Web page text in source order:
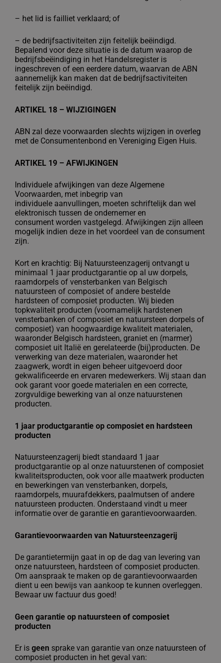
– het lid is failliet verklaard; of
– de bedrijfsactiviteiten zijn feitelijk beëindigd.
Bepalend voor deze situatie is de datum waarop de
bedrijfsbeëindiging in het Handelsregister is
ingeschreven of een eerdere datum, waarvan de ABN
aannemelijk kan maken dat de bedrijfsactiviteiten
feitelijk zijn beëindigd.
ARTIKEL 18 – WIJZIGINGEN
ABN zal deze voorwaarden slechts wijzigen in overleg
met de Consumentenbond en Vereniging Eigen Huis.
ARTIKEL 19 – AFWIJKINGEN
Individuele afwijkingen van deze Algemene
Voorwaarden, met inbegrip van
individuele aanvullingen, moeten schriftelijk dan wel
elektronisch tussen de ondernemer en
consument worden vastgelegd. Afwijkingen zijn alleen
mogelijk indien deze in het voordeel van de consument
zijn.
Kort en krachtig: Bij Natuursteenzagerij ontvangt u
minimaal 1 jaar productgarantie op al uw dorpels,
raamdorpels of vensterbanken van Belgisch
natuursteen of composiet of andere bestelde
hardsteen of composiet producten. Wij bieden
topkwaliteit producten (voornamelijk hardstenen
vensterbanken of composiet en natuursteen dorpels of
composiet) van hoogwaardige kwaliteit materialen,
waaronder Belgisch hardsteen, graniet en (marmer)
composiet uit Italië en gerelateerde (bij)producten. De
verwerking van deze materialen, waaronder het
zaagwerk, wordt in eigen beheer uitgevoerd door
gekwalificeerde en ervaren medewerkers. Wij staan dan
ook garant voor goede materialen en een correcte,
zorgvuldige bewerking van al onze natuurstenen
producten.
1 jaar productgarantie op composiet en hardsteen
producten
Natuursteenzagerij biedt standaard 1 jaar
productgarantie op al onze natuurstenen of composiet
kwaliteitsproducten, ook voor alle maatwerk producten
en bewerkingen van vensterbanken, dorpels,
raamdorpels, muurafdekkers, paalmutsen of andere
natuursteen producten. Onderstaand vindt u meer
informatie over de garantie en garantievoorwaarden.
Garantievoorwaarden van Natuursteenzagerij
De garantietermijn gaat in op de dag van levering van
onze natuursteen, hardsteen of composiet producten.
Om aanspraak te maken op de garantievoorwaarden
dient u een bewijs van aankoop te kunnen overleggen.
Bewaar uw factuur dus goed!
Geen garantie op natuursteen of composiet
producten
Er is geen sprake van garantie van onze natuursteen of
composiet producten in het geval van: